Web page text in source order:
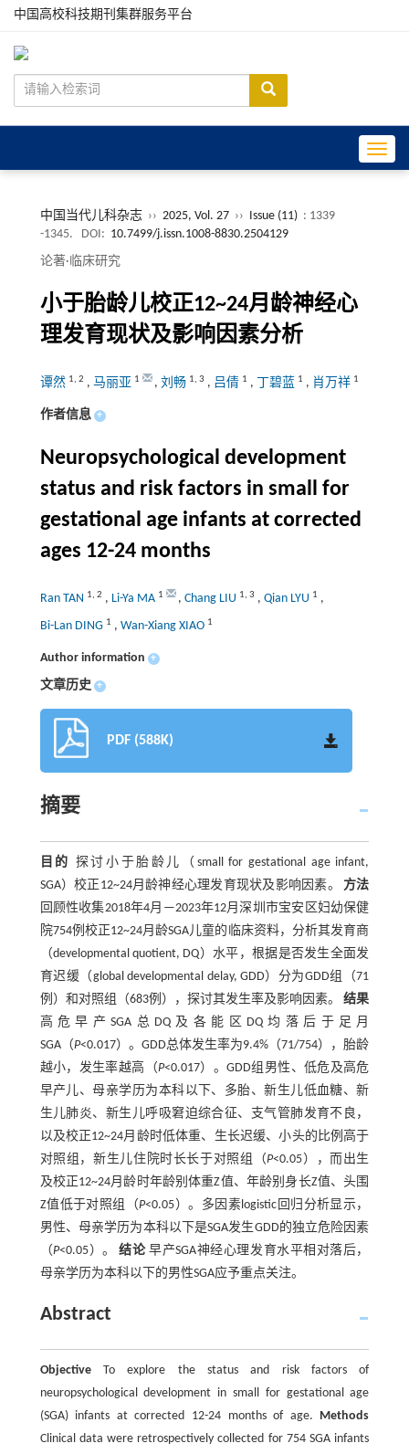
中国高校科技期刊集群服务平台
中国当代儿科杂志 ›› 2025, Vol. 27 ›› Issue (11) : 1339
-1345.
DOI: 10.7499/j.issn.1008-8830.2504129
论著·临床研究
小于胎龄儿校正12~24月龄神经心
理发育现状及影响因素分析
谭然 1, 2 , 马丽亚 1 , 刘畅 1, 3 , 吕倩 1 , 丁碧蓝 1 , 肖万祥 1
作者信息 +
Neuropsychological development
status and risk factors in small for
gestational age infants at corrected
ages 12-24 months
Ran TAN 1, 2 , Li-Ya MA 1 , Chang LIU 1, 3 , Qian LYU 1 ,
Bi-Lan DING 1 , Wan-Xiang XIAO 1
Author information +
文章历史 +
PDF (588K)
摘要
目的 探讨小于胎龄儿（small for gestational age infant,
SGA）校正12~24月龄神经心理发育现状及影响因素。方法
回顾性收集2018年4月—2023年12月深圳市宝安区妇幼保健
院754例校正12~24月龄SGA儿童的临床资料，分析其发育商
（developmental quotient, DQ）水平，根据是否发生全面发
育迟缓（global developmental delay, GDD）分为GDD组（71
例）和对照组（683例），探讨其发生率及影响因素。结果
高危早产SGA总DQ及各能区DQ均落后于足月
SGA（P<0.017）。GDD总体发生率为9.4%（71/754），胎龄
越小，发生率越高（P<0.017）。GDD组男性、低危及高危
早产儿、母亲学历为本科以下、多胎、新生儿低血糖、新
生儿肺炎、新生儿呼吸窘迫综合征、支气管肺发育不良，
以及校正12~24月龄时低体重、生长迟缓、小头的比例高于
对照组，新生儿住院时长长于对照组（P<0.05），而出生
及校正12~24月龄时年龄别体重Z值、年龄别身长Z值、头围
Z值低于对照组（P<0.05）。多因素logistic回归分析显示，
男性、母亲学历为本科以下是SGA发生GDD的独立危险因素
（P<0.05）。结论早产SGA神经心理发育水平相对落后，
母亲学历为本科以下的男性SGA应予重点关注。
Abstract
ObjectiveTo explore the status and risk factors of
neuropsychological development in small for gestational age
(SGA) infants at corrected 12-24 months of age. Methods
Clinical data were retrospectively collected for 754 SGA infants